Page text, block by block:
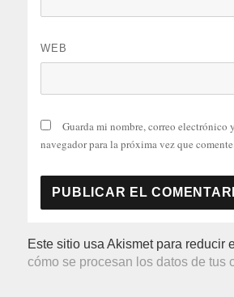
WEB
Guarda mi nombre, correo electrónico
navegador para la próxima vez que
Este sitio usa Akismet para reducir
cómo se procesan los datos de tus